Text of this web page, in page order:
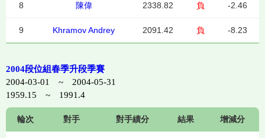
8 陳偉 2338.82 負 -2.46
9 Khramov Andrey 2091.42 負 -8.23
2004段位組春季升段季賽
2004-03-01 ~ 2004-05-31
1959.15 ~ 1991.4
輪次 對手 對手績分 結果 增減分